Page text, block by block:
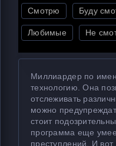
Смотрю Буду
Любимые Не
Миллиардер по
технологию. Она
отслеживать
можно
стоит
программа еще
преступлений. И